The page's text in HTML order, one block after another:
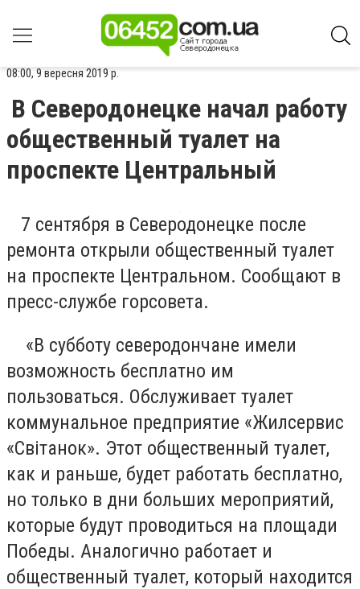
08:00, 9 вересня 2019 р.
В Северодонецке начал работу
общественный туалет на
проспекте Центральный
7 сентября в Северодонецке после
ремонта открыли общественный туалет
на проспекте Центральном. Сообщают в
пресс-службе горсовета.
«В субботу северодончане имели
возможность бесплатно им
пользоваться. Обслуживает туалет
коммунальное предприятие «Жилсервис
«Світанок». Этот общественный туалет,
как и раньше, будет работать бесплатно,
но только в дни больших мероприятий,
которые будут проводиться на площади
Победы. Аналогично работает и
общественный туалет, который находится